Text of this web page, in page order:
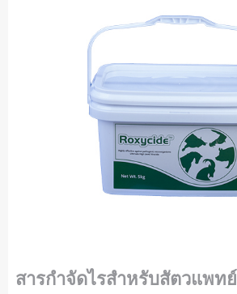
สารกำจัดไรสำหรับสัตวแพทย์